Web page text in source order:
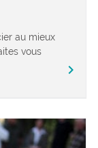
au mieux
vous
chevron_right